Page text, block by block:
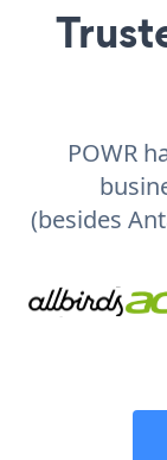
POWR
(besides